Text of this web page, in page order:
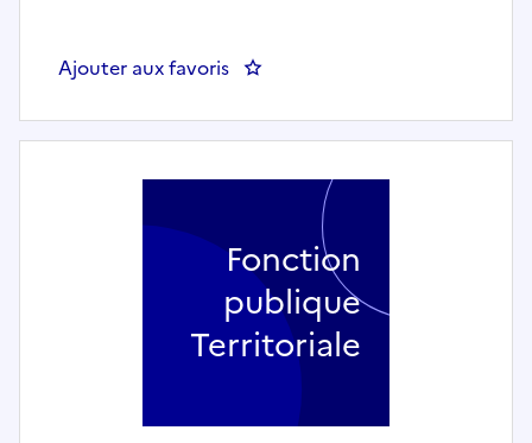
Ajouter aux favoris : Agent polyvalent (h/f) - Livry-
Fonction
publique
Territoriale